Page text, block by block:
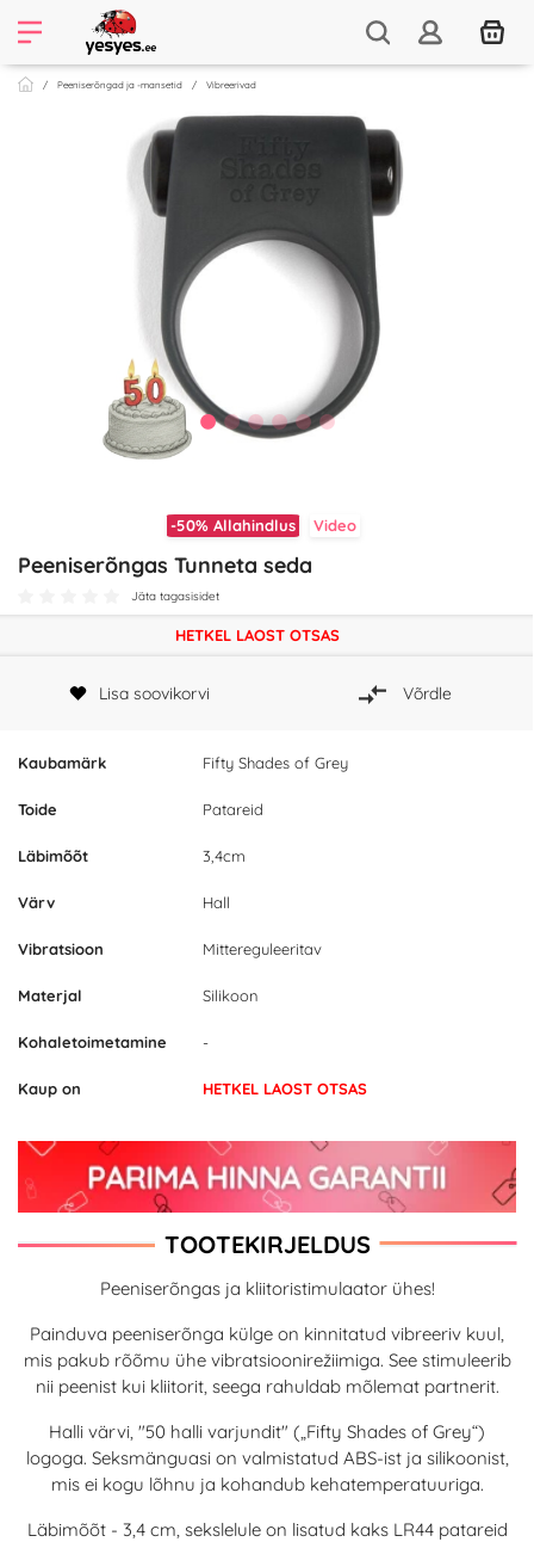
Peeniserõngad ja -mansetid Vibreerivad
-50% Allahindlus Video
Peeniserõngas Tunneta seda
Jäta tagasisidet
Kaubamärk Fifty Shades of Grey
Toide Patareid
Läbimõõt 3,4cm
Värv Hall
Vibratsioon Mittereguleeritav
Materjal Silikoon
Kohaletoimetamine -
Kaup on HETKEL LAOST OTSAS
HETKEL LAOST OTSAS
Lisa soovikorvi Võrdle
TOOTEKIRJELDUS
Peeniserõngas ja kliitoristimulaator ühes!
Painduva peeniserõnga külge on kinnitatud vibreeriv kuul,
mis pakub rõõmu ühe vibratsioonirežiimiga. See stimuleerib
nii peenist kui kliitorit, seega rahuldab mõlemat partnerit.
Halli värvi, "50 halli varjundit" („Fifty Shades of Grey“)
logoga. Seksmänguasi on valmistatud ABS-ist ja silikoonist,
mis ei kogu lõhnu ja kohandub kehatemperatuuriga.
Läbimõõt - 3,4 cm, sekslelule on lisatud kaks LR44 patareid